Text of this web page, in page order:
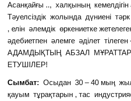
Асанқайғы .., халқының кемелдігін
Тәуелсіздік жолында дүниені
, елін әлемдік өркениетке
әдебиетпен әлемге әділет
АДАМДЫҚТЫҢ АБЗАЛ
ЕТУШІЛЕР!
Сымбат: Осыдан 30 – 40 мың
қауым тұрақтарын , тас